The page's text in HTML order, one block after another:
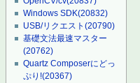
Windows SDK(20832)
USB/リクエスト(20790)
基礎文法最速マスター
(20762)
Quartz Composerにどっ
ぷり!(20367)